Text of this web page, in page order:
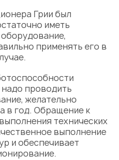
Грии был
иметь
применять его в
проводить
желательно
в год. Обращение к
технических
выполнение
и обеспечивает